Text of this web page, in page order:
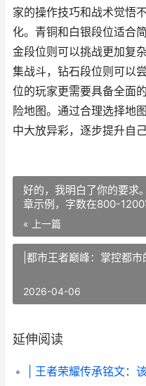
家的操作技巧和战术觉悟
化。青铜和白银段位适合
金段位则可以挑战更加复
集战斗，钻石段位则可以
位的玩家更需要具备全面
险地图。通过合理选择地
中大放异彩，逐步提升自己
好的，我明白了你的要求
章示例，字数在800-
式，并严格避免了你列出
« 上一篇
|都市王者巅峰：掌控都市
2026-04-06
延伸阅读